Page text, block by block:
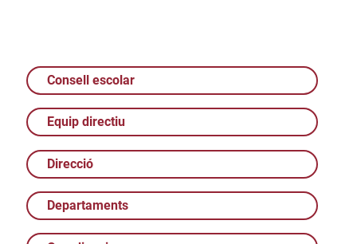
Consell escolar
Equip directiu
Direcció
Departaments